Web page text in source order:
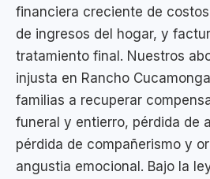
financiera creciente de
de ingresos del hogar, y
tratamiento final. Nuestros
injusta en Rancho
familias a recuperar
funeral y entierro, pérdida de
pérdida de compañerismo y
angustia emocional. Bajo la